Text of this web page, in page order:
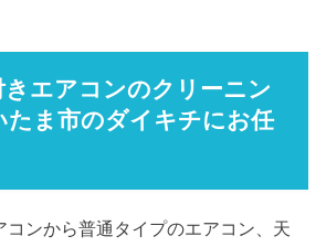
きエアコンのクリーニン
たま市のダイキチにお任
コンから普通タイプのエアコン、天